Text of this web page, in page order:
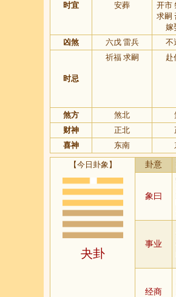
时宜
安葬
开市
求嗣
嫁
凶煞 六戊 雷兵 不
时忌
祈福 求嗣 赴
煞方 煞北
财神
正北
喜神
东南
【今日卦象】
夬卦
卦意
象曰
事业
经商